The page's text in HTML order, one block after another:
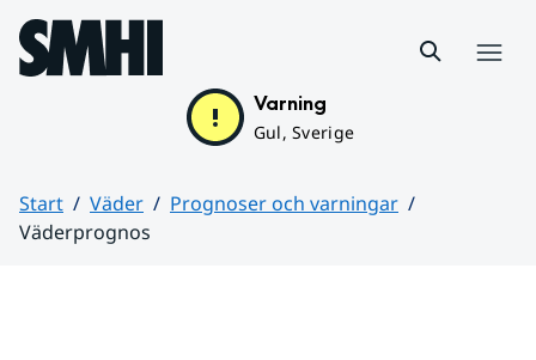
Hoppa till sidans innehåll
Varning
Gul, Sverige
Start Väder
Prognoser och varningar
Väderprognos